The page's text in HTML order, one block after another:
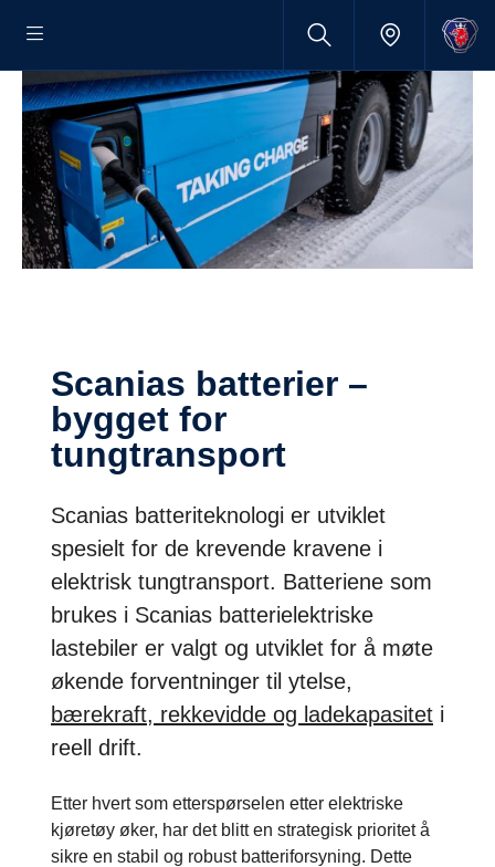
Scanias batterier –
bygget for
tungtransport
Scanias batteriteknologi er utviklet
spesielt for de krevende kravene i
elektrisk tungtransport. Batteriene som
brukes i Scanias batterielektriske
lastebiler er valgt og utviklet for å møte
økende forventninger til ytelse,
bærekraft, rekkevidde og ladekapasitet i
reell drift.
Etter hvert som etterspørselen etter elektriske
kjøretøy øker, har det blitt en strategisk prioritet å
sikre en stabil og robust batteriforsyning. Dette